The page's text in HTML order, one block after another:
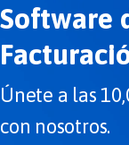
Software
Únete a las
con nosotros.